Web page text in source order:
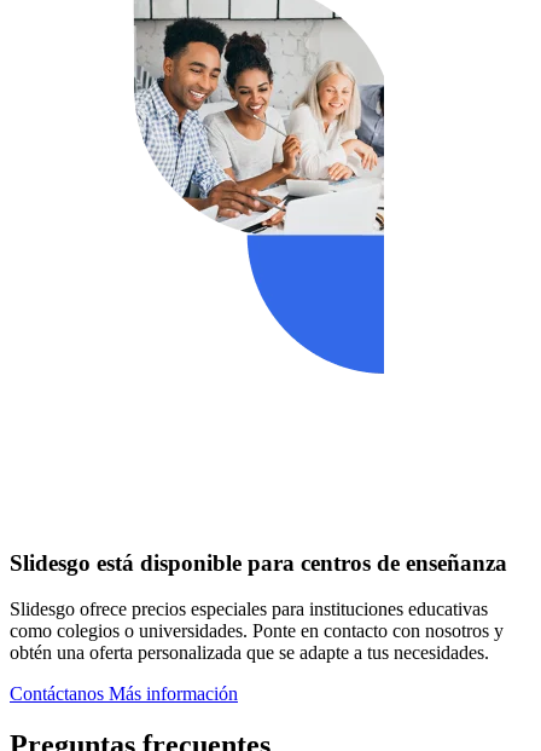
Slidesgo está disponible para centros de enseñanza
Slidesgo ofrece precios especiales para instituciones educativas
como colegios o universidades. Ponte en contacto con nosotros y
obtén una oferta personalizada que se adapte a tus necesidades.
Contáctanos Más información